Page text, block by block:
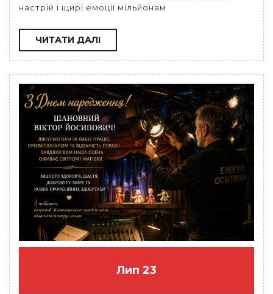
настрій і щирі емоції мільйонам
ЧИТАТИ ДАЛІЧИТАТИ
ДАЛІ
Лип 23